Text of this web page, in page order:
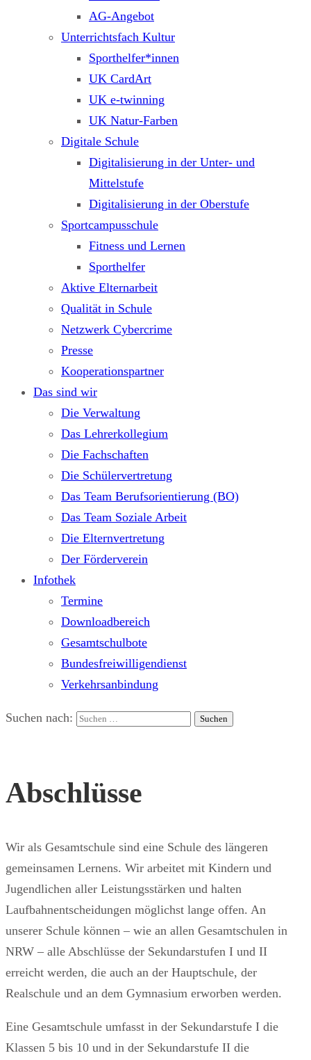
AG-Angebot
Unterrichtsfach Kultur
Sporthelfer*innen
UK CardArt
UK e-twinning
UK Natur-Farben
Digitale Schule
Digitalisierung in der Unter- und
Mittelstufe
Digitalisierung in der Oberstufe
Sportcampusschule
Fitness und Lernen
Sporthelfer
Aktive Elternarbeit
Qualität in Schule
Netzwerk Cybercrime
Presse
Kooperationspartner
Das sind wir
Die Verwaltung
Das Lehrerkollegium
Die Fachschaften
Die Schülervertretung
Das Team Berufsorientierung (BO)
Das Team Soziale Arbeit
Die Elternvertretung
Der Förderverein
Infothek
Termine
Downloadbereich
Gesamtschulbote
Bundesfreiwilligendienst
Verkehrsanbindung
Suchen nach:
Abschlüsse
Wir als Gesamtschule sind eine Schule des längeren
gemeinsamen Lernens. Wir arbeitet mit Kindern und
Jugendlichen aller Leistungsstärken und halten
Laufbahnentscheidungen möglichst lange offen. An
unserer Schule können – wie an allen Gesamtschulen in
NRW – alle Abschlüsse der Sekundarstufen I und II
erreicht werden, die auch an der Hauptschule, der
Realschule und an dem Gymnasium erworben werden.
Eine Gesamtschule umfasst in der Sekundarstufe I die
Klassen 5 bis 10 und in der Sekundarstufe II die